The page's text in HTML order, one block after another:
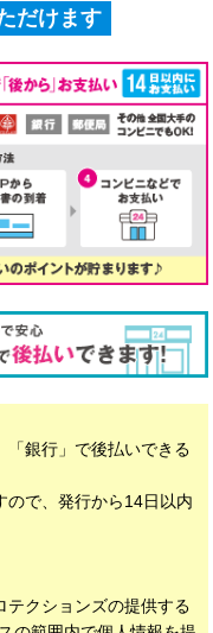
だけます
「銀行」で後払いできる
ので、発行から14日以内
テクションズの提供する